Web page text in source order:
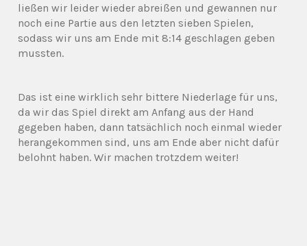
ließen wir leider wieder abreißen und gewannen nur
noch eine Partie aus den letzten sieben Spielen,
sodass wir uns am Ende mit 8:14 geschlagen geben
mussten.
Das ist eine wirklich sehr bittere Niederlage für uns,
da wir das Spiel direkt am Anfang aus der Hand
gegeben haben, dann tatsächlich noch einmal wieder
herangekommen sind, uns am Ende aber nicht dafür
belohnt haben. Wir machen trotzdem weiter!